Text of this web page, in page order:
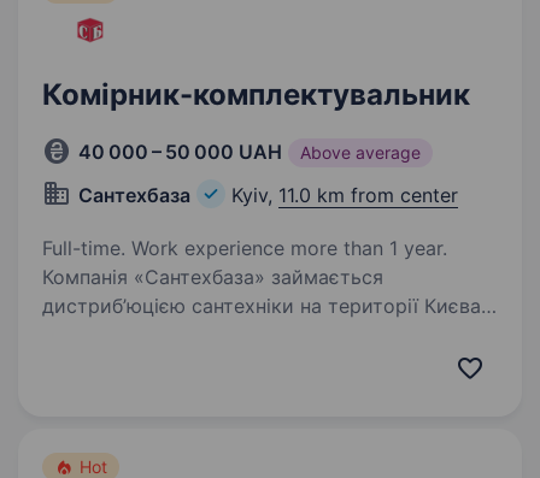
Комірник-комплектувальник
40 000 – 50 000 UAH Above average
Сантехбаза Kyiv, 11.0 km from center
Full-time. Work experience more than 1 year.
Компанія «Сантехбаза» займається
дистриб’юцією сантехніки на території Києва
та офіційним представником низки торгових
Hot